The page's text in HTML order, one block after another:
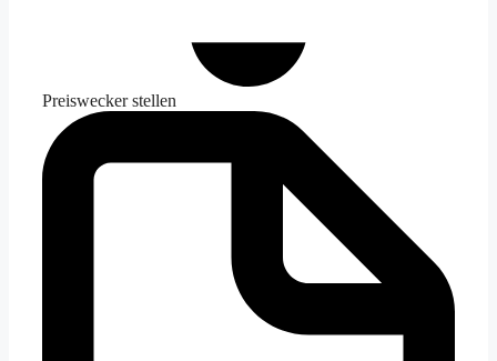
Preiswecker stellen